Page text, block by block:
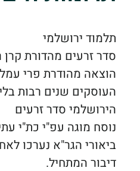
תלמוד ירושלמי
סדר זרעים מהדורת
הוצאה מהודרת פרי
העוסקים שנים רבות
הירושלמי סדר זרעים
נוסח מוגה עפ"י כת"י
ביאורי הגר"א נערכו
דיבור המתחיל.